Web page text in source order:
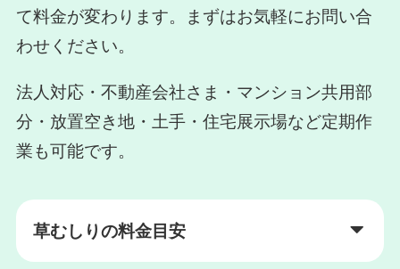
て料金が変わります。まずはお気軽にお問い合
わせください。
法人対応・不動産会社さま・マンション共用部
分・放置空き地・土手・住宅展示場など定期作
業も可能です。
草むしりの料金目安